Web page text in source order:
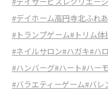
#デイホーム高円寺北ふれ
#トランプゲーム#トリム体
#ネイルサロン#ハガキ#ハ
#ハンバーグ#ハート#ハー
#バラエティーゲーム#バレ